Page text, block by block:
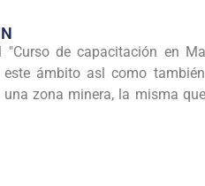
de capacitación en
ámbito asl como
zona minera, la misma